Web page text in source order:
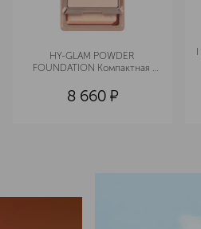
HY-GLAM POWDER
FOUNDATION Компактная
8 660 ¤